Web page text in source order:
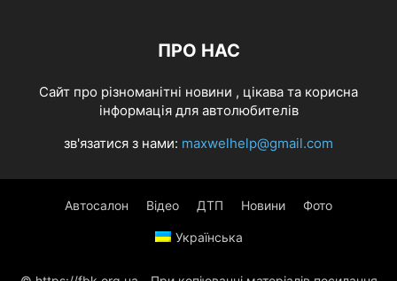
ПРО НАС
Cайт про різноманітні новини , цікава та корисна
інформація для автолюбителів
зв'язатися з нами: maxwelhelp@gmail.com
Автосалон Відео ДТП Новини Фото
Українська